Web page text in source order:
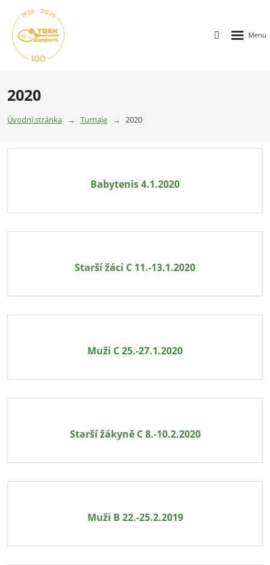
2020
Úvodní stránka Turnaje 2020
Babytenis 4.1.2020
Starší žáci C 11.-13.1.2020
Muži C 25.-27.1.2020
Starší žákyně C 8.-10.2.2020
Muži B 22.-25.2.2019